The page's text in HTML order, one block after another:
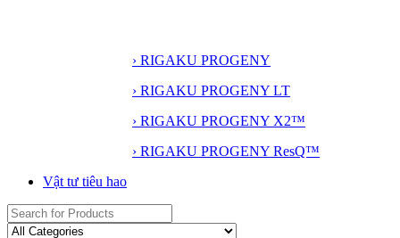
› RIGAKU PROGENY
› RIGAKU PROGENY LT
› RIGAKU PROGENY X2™
› RIGAKU PROGENY ResQ™
Vật tư tiêu hao
Search
for: